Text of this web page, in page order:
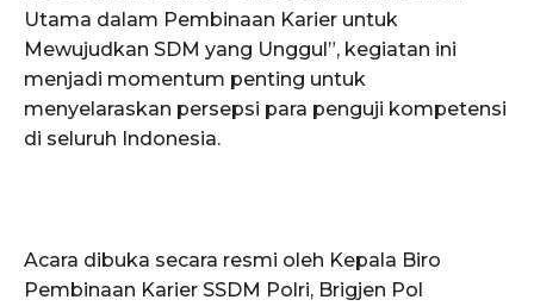
Utama dalam Pembinaan Karier untuk
Mewujudkan SDM yang Unggul”, kegiatan ini
menjadi momentum penting untuk
menyelaraskan persepsi para penguji kompetensi
di seluruh Indonesia.
Acara dibuka secara resmi oleh Kepala Biro
Pembinaan Karier SSDM Polri, Brigjen Pol